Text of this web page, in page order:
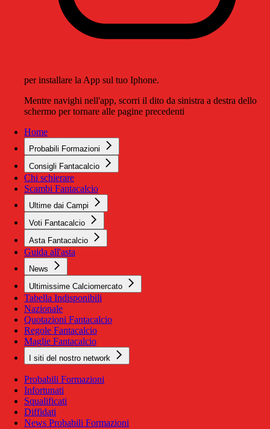
per installare la App sul tuo Iphone.
Mentre navighi nell'app, scorri il dito da sinistra a destra dello
schermo per tornare alle pagine precedenti
Home
Probabili Formazioni
Consigli Fantacalcio
Chi schierare
Scambi Fantacalcio
Ultime dai Campi
Voti Fantacalcio
Asta Fantacalcio
Guida all'asta
News
Ultimissime Calciomercato
Tabella Indisponibili
Nazionale
Quotazioni Fantacalcio
Regole Fantacalcio
Maglie Fantacalcio
I siti del nostro network
Probabili Formazioni
Infortunati
Squalificati
Diffidati
News Probabili Formazioni